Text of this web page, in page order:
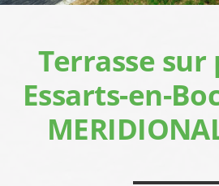
Terrasse
Essarts-en-